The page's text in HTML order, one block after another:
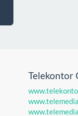
Telekontor